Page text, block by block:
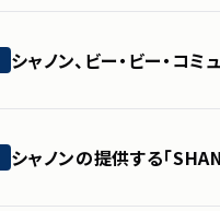
シャノン、ビー・ビー・コ
シャノンの提供する「